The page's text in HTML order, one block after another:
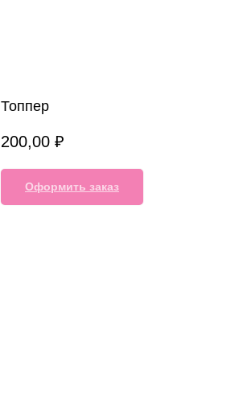
Топпер
200,00 ₽
Оформить заказ